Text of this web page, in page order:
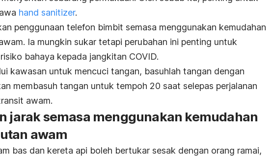
hand sanitizer.
penggunaan telefon bimbit semasa menggunakan kemudahan
Ia mungkin sukar tetapi perubahan ini penting untuk
bahaya kepada jangkitan COVID.
kawasan untuk mencuci tangan, basuhlah tangan dengan
membasuh tangan untuk tempoh 20 saat selepas perjalanan
awam.
jarak semasa menggunakan kemudahan
awam
bas dan kereta api boleh bertukar sesak dengan orang ramai,